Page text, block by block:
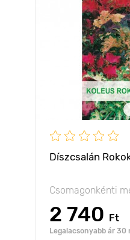
Díszcsalán
Csomagonkénti
2 740 Ft
Legalacsonyabb ár 30